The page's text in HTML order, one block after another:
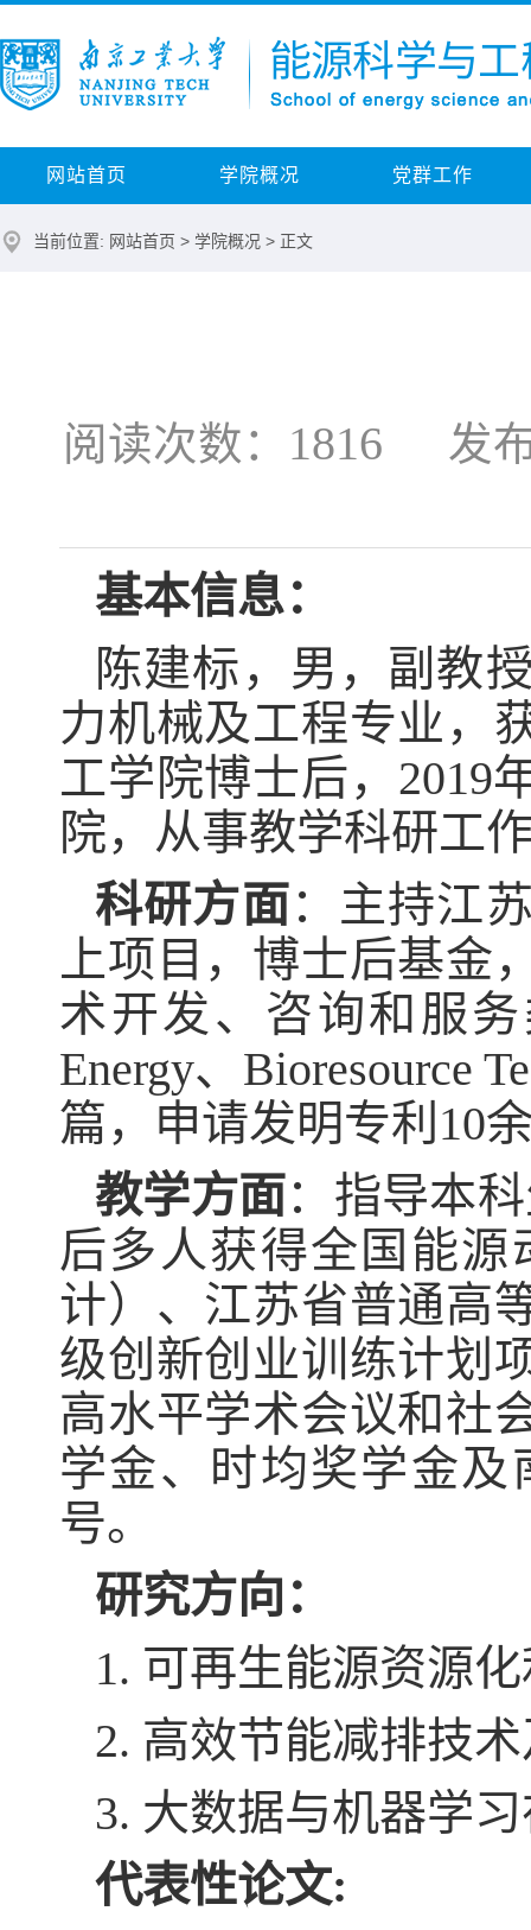
网站首页 学院概况 党群工作
当前位置: 网站首页 > 学院概况 > 正文
阅读次数： 1816 发布
基本信息：
陈建标，男，副教
力机械及工程专业，
工学院博士后， 2019
院，从事教学科研工
科研方面：主持江
上项目，博士后基金
术开发、咨询和服
Energy、 Bioresource
篇，申请发明专利 10
教学方面：指导本
后多人获得全国能
计）、江苏省普通高
级创新创业训练计划
高水平学术会议和社
学金、时均奖学金
号。
研究方向：
1. 可再生能源资源
2. 高效节能减排技
3. 大数据与机器学
代表性论文: